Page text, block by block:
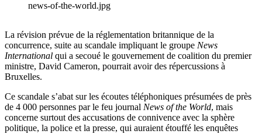
news-of-the-world.jpg
La révision prévue de la réglementation britannique de la
concurrence, suite au scandale impliquant le groupe News
International qui a secoué le gouvernement de coalition du premier
ministre, David Cameron, pourrait avoir des répercussions à
Bruxelles.
Ce scandale s’abat sur les écoutes téléphoniques présumées de près
de 4 000 personnes par le feu journal News of the World, mais
concerne surtout des accusations de connivence avec la sphère
politique, la police et la presse, qui auraient étouffé les enquêtes